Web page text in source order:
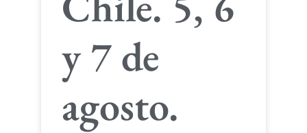
y 7 de
agosto.